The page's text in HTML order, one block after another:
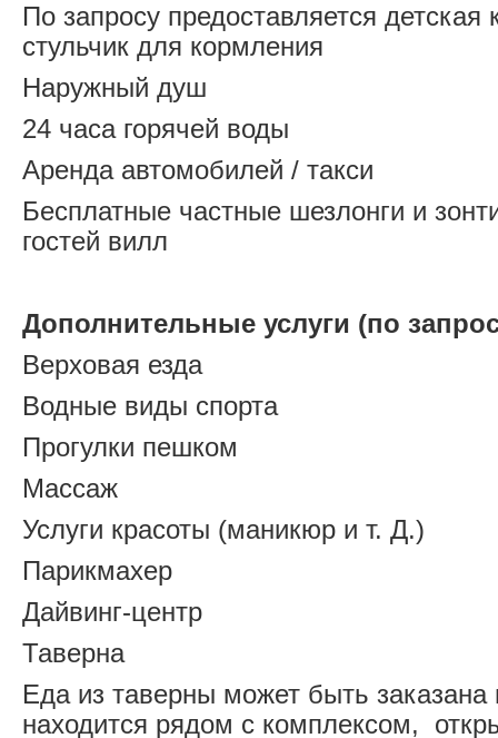
По запросу предоставляется детская
стульчик для кормления
Наружный душ
24 часа горячей воды
Аренда автомобилей / такси
Бесплатные частные шезлонги и
гостей вилл
Дополнительные услуги (по
Верховая езда
Водные виды спорта
Прогулки пешком
Массаж
Услуги красоты (маникюр и т. Д.)
Парикмахер
Дайвинг-центр
Таверна
Еда из таверны может быть
находится рядом с комплексом,